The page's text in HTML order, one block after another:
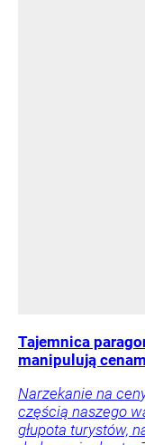
Tajemnica
manipulują
Narzekanie na
częścią naszego
głupota turystów,